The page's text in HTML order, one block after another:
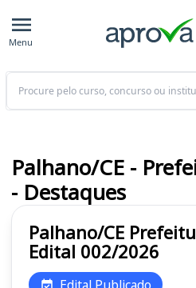
Menu
Buscar
Palhano/CE
Edital 002/2026
Palhano/CE -
- Destaques